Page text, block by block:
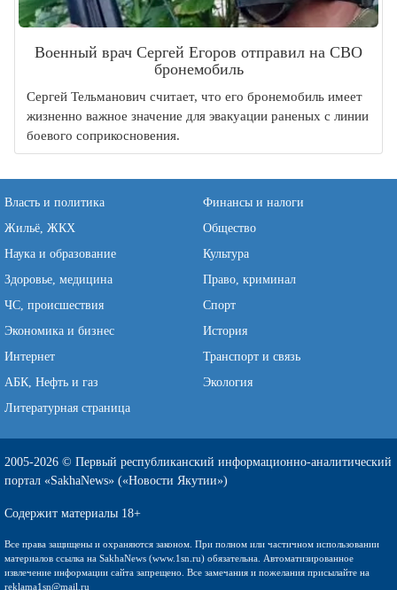
Военный врач Сергей Егоров отправил на СВО
бронемобиль
Сергей Тельманович считает, что его бронемобиль имеет
жизненно важное значение для эвакуации раненых с линии
боевого соприкосновения.
Власть и политика
Финансы и налоги
Жильё, ЖКХ
Общество
Наука и образование
Культура
Здоровье, медицина
Право, криминал
ЧС, происшествия
Спорт
Экономика и бизнес
История
Интернет
Транспорт и связь
АБК, Нефть и газ
Экология
Литературная страница
2005-2026 © Первый республиканский информационно-аналитический
портал «SakhaNews» («Новости Якутии»)
Содержит материалы 18+
Все права защищены и охраняются законом. При полном или частичном использовании
материалов ссылка на SakhaNews (www.1sn.ru) обязательна. Автоматизированное
извлечение информации сайта запрещено. Все замечания и пожелания присылайте на
reklama1sn@mail.ru